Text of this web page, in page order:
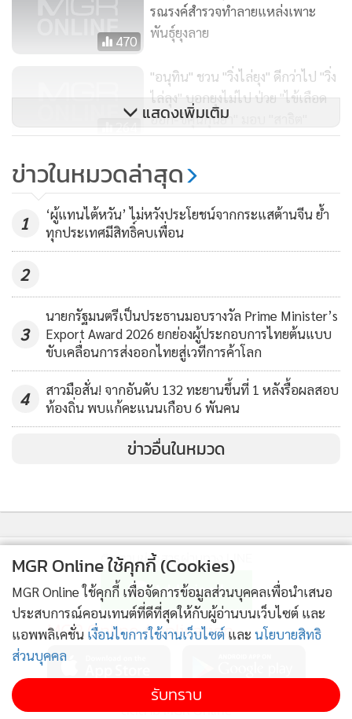
470
รณรงค์สำรวจทำลายแหล่งเพาะ
พันธุ์ยุงลาย
264
"อนุทิน" ชวน "วิ่งไล่ยุง" ดีกว่าไป "วิ่ง
ไล่ลุง" บอกยุงไม่ไป ป่วย "ไข้เลือด
ออก-ชิคุนกุนยา" มอบ "สาธิต"
หน.แคมเปญ
424
TQM โชว์ยอดขาย Q1 ทะลุเป้า
ประกันโควิด-ออนไลน์โตสวน
กระแส
แสดงเพิ่มเติม
ข่าวในหมวดล่าสุด
1
‘ผู้แทนไต้หวัน’ ไม่หวังประโยชน์จากกระแสต้านจีน ย้ำ
ทุกประเทศมีสิทธิ์คบเพื่อน
2
3
นายกรัฐมนตรีเป็นประธานมอบรางวัล Prime Minister’s
Export Award 2026 ยกย่องผู้ประกอบการไทยต้นแบบ
ขับเคลื่อนการส่งออกไทยสู่เวทีการค้าโลก
4
สาวมือสั่น! จากอันดับ 132 ทะยานขึ้นที่ 1 หลังรื้อผลสอบ
ท้องถิ่น พบแก้คะแนนเกือบ 6 พันคน
ข่าวอื่นในหมวด
ติดตามข่าวสารผ่านทาง LINE
MGR Online Application
ติดตาม MGR Online
MGR Online ใช้คุกกี้ (Cookies)
MGR Online ใช้คุกกี้ เพื่อจัดการข้อมูลส่วนบุคคลเพื่อนำเสนอ
ประสบการณ์คอนเทนต์ที่ดีที่สุดให้กับผู้อ่านบนเว็บไซต์ และ
แอพพลิเคชั่น เงื่อนไขการใช้งานเว็บไซต์ และ นโยบายสิทธิ
ส่วนบุคคล
รับทราบ